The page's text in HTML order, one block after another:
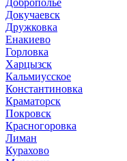
Доброполье
Докучаевск
Дружковка
Енакиево
Горловка
Харцызск
Кальмиусское
Константиновка
Краматорск
Покровск
Красногоровка
Лиман
Курахово